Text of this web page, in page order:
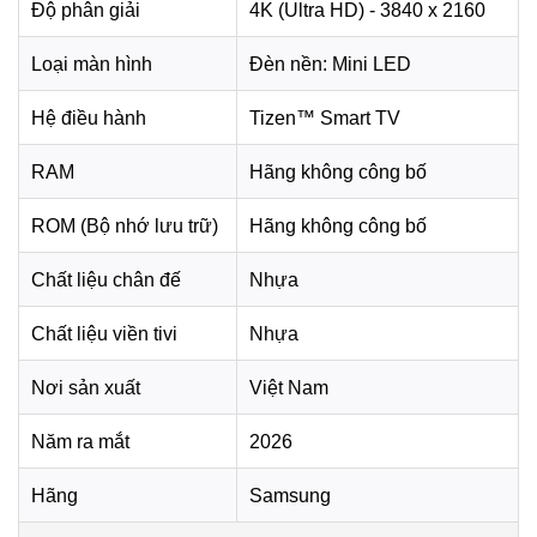
*Hình ảnh chỉ mang tính chất minh họa
Công nghệ âm thanh
Smart Tivi Mini LED Samsung AI 4K 55 inch UA55M80HA
sở hữu tổng công suất loa 20W, đáp ứng tốt nhu cầu xem
gia đình. Công nghệ
OTS Lite hỗ trợ âm thanh chuyển
động theo hình ảnh, giúp trải nghiệm nghe trở nên liền
OTS Lite
tạo cảm giác âm thanh bám sát chuyển động
khung hình hơn khi theo dõi các cảnh phim, thể thao hoặc
Độ phân giải 4K (Ultra HD) - 3840 x 2160
Loại màn hình Đèn nền: Mini LED
Hệ điều hành Tizen™ Smart TV
RAM Hãng không công bố
ROM (Bộ nhớ lưu trữ) Hãng không công bố
Chất liệu chân đế Nhựa
Chất liệu viền tivi Nhựa
Nơi sản xuất Việt Nam
Năm ra mắt 2026
Hãng Samsung